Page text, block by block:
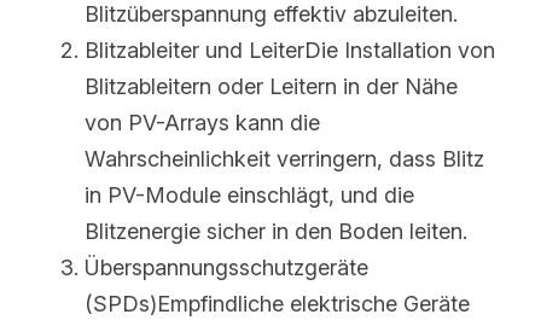
Blitzüberspannung effektiv abzuleiten.
Blitzableiter und LeiterDie Installation von
Blitzableitern oder Leitern in der Nähe
von PV-Arrays kann die
Wahrscheinlichkeit verringern, dass Blitz
in PV-Module einschlägt, und die
Blitzenergie sicher in den Boden leiten.
Überspannungsschutzgeräte
(SPDs)Empfindliche elektrische Geräte